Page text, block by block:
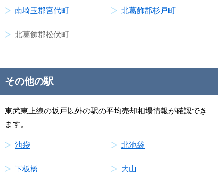
南埼玉郡宮代町 北葛飾郡杉戸町
北葛飾郡松伏町
その他の駅
東武東上線の坂戸以外の駅の平均売却相場情報が確認でき
ます。
池袋 北池袋
下板橋 大山